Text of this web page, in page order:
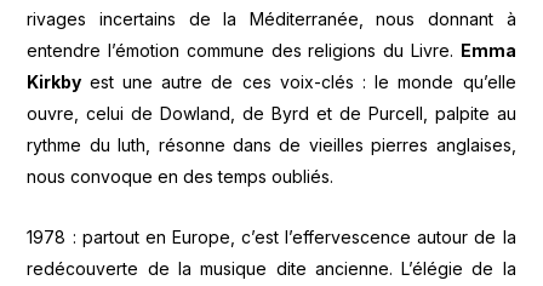
rivages incertains de la Méditerranée, nous donnant à
entendre l’émotion commune des religions du Livre. Emma
Kirkby est une autre de ces voix-clés : le monde qu’elle
ouvre, celui de Dowland, de Byrd et de Purcell, palpite au
rythme du luth, résonne dans de vieilles pierres anglaises,
nous convoque en des temps oubliés.
1978 : partout en Europe, c’est l’effervescence autour de la
redécouverte de la musique dite ancienne. L’élégie de la